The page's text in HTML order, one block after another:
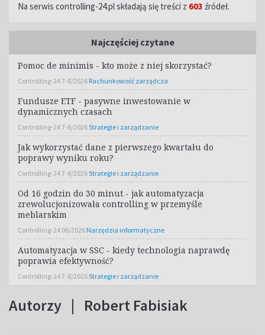
Autorzy | Robert Fabisiak
Na serwis controlling-24.pl składają się treści z 603 źródeł.
Najczęściej czytane
Pomoc de minimis - kto może z niej skorzystać?
Controlling-24 7-8/2026 Rachunkowość zarządcza
Fundusze ETF - pasywne inwestowanie w
dynamicznych czasach
Controlling-24 7-8/2026Strategie i zarządzanie
Jak wykorzystać dane z pierwszego kwartału do
poprawy wyniku roku?
Controlling-24 7-8/2026Strategie i zarządzanie
Od 16 godzin do 30 minut - jak automatyzacja
zrewolucjonizowała controlling w przemyśle
meblarskim
Controlling-24 06/2026 Narzędzia informatyczne
Automatyzacja w SSC - kiedy technologia naprawdę
poprawia efektywność?
Controlling-24 7-8/2026Strategie i zarządzanie